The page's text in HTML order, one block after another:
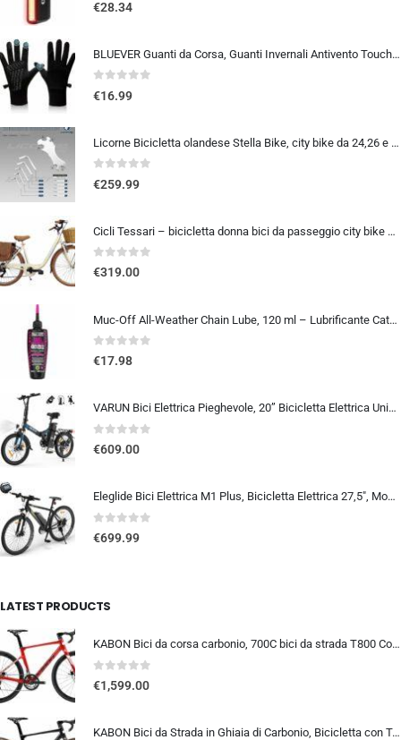
€28.34
BLUEVER Guanti da Corsa, Guanti Invernali Antivento Touchscreen Guanti Sportivi Caldi Antiscivolo Idrorepellenti per Uomo Don
0out of 5
€16.99
Licorne Bicicletta olandese Stella Bike, city bike da 24,26 e 28 pollici, adatta sia a uomini che a donne, con cambio a 21 marce, Bambina Donna, bianco, 26
0out of 5
€259.99
Cicli Tessari – bicicletta donna bici da passeggio city bike 26 cambio 6 velocita’ telaio basso cesto in vimini vintage con b
0out of 5
€319.00
Muc-Off All-Weather Chain Lube, 120 ml – Lubrificante Catena Bici Biodegradabile, Olio Catena Bici di Tutti i Tipi – Formulat
0out of 5
€17.98
VARUN Bici Elettrica Pieghevole, 20” Bicicletta Elettrica Unisex, Batteria Rimovibile 48V 374.4Wh, Autonomia 70Km, 7 Velocit
0out of 5
€609.00
Eleglide Bici Elettrica M1 Plus, Bicicletta Elettrica 27,5″, Mountain Bike Elettrica, mtb elettrica Batteria Rimovibile 12,5 Ah, 21 Velocità, bicicletta elettrica pedalata assistita
0out of 5
€699.99
LATEST PRODUCTS
KABON Bici da corsa carbonio, 700C bici da strada T800 Completamente carbonio con Shimano 105 R7000 22 velocità 8.1 KG Leg…
0out of 5
€1,599.00
KABON Bici da Strada in Ghiaia di Carbonio, Bicicletta con Telaio in Fibra di Carbonio T800 con Bicicletta da Corsa con Fr…